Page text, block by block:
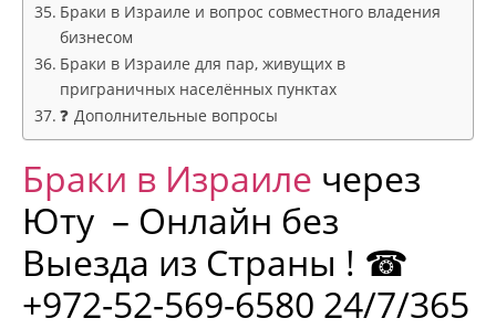
Браки в Израиле и вопрос совместного владения
бизнесом
Браки в Израиле для пар, живущих в
приграничных населённых пунктах
❓ Дополнительные вопросы
Браки в Израиле через
Юту – Онлайн без
Выезда из Страны ! ☎
+972-52-569-6580 24/7/365